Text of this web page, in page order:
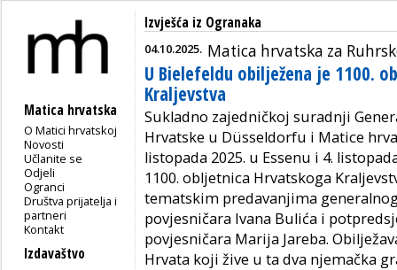
Matica hrvatska
O Matici hrvatskoj
Novosti
Učlanite se
Odjeli
Ogranci
Društva prijatelja i
partneri
Kontakt
Izdavaštvo
Izvješća iz Ogranaka
04.10.2025. Matica hrvatska za
U Bielefeldu obilježena je 1100.
Kraljevstva
Sukladno zajedničkoj suradnji
Hrvatske u Düsseldorfu i Matice
listopada 2025. u Essenu i 4.
1100. obljetnica Hrvatskoga
tematskim predavanjima
povjesničara Ivana Bulića i
povjesničara Marija Jareba.
Hrvata koji žive u ta dva njemačka